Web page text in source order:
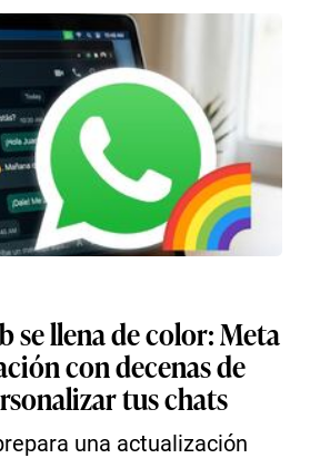
se llena de color: Meta
con decenas de
tus chats
una actualización